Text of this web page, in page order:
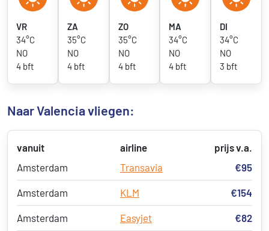
VR
34°C
NO
4 bft
ZA
35°C
NO
4 bft
ZO
35°C
NO
4 bft
MA
34°C
NO
4 bft
DI
34°C
NO
3 bft
Naar Valencia vliegen:
vanuit airline
prijs v.a.
Amsterdam
Transavia €95
Amsterdam KLM €154
Amsterdam Easyjet €82